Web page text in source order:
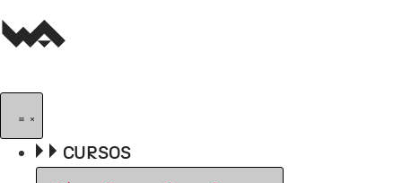
para
conteúdo
CURSOS